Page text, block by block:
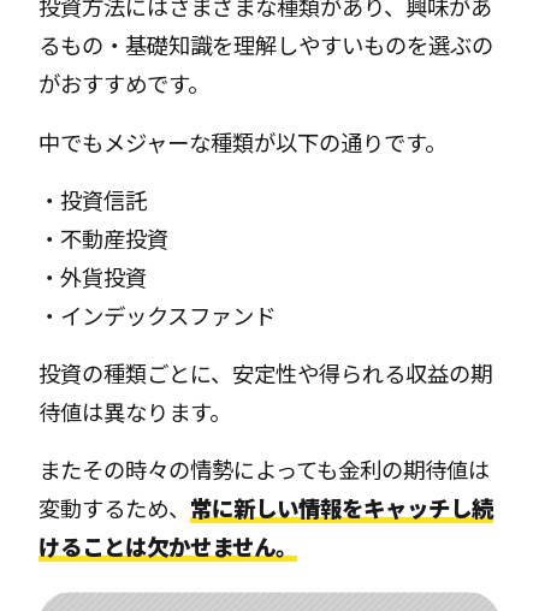
投資方法にはさまざまな種類があり、興味があ
るもの・基礎知識を理解しやすいものを選ぶの
がおすすめです。
中でもメジャーな種類が以下の通りです。
・投資信託
・不動産投資
・外貨投資
・インデックスファンド
投資の種類ごとに、安定性や得られる収益の期
待値は異なります。
またその時々の情勢によっても金利の期待値は
変動するため、 常に新しい情報をキャッチし続
けることは欠かせません。